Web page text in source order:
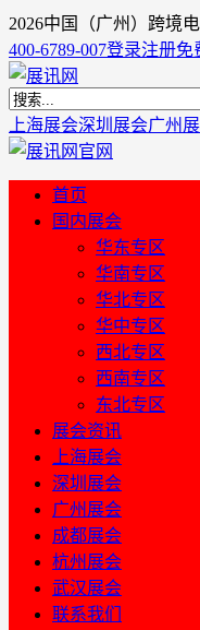
2026中国（广州）跨境
400-6789-007登录注册免
上海展会深圳展会广州
首页
国内展会
华东专区
华南专区
华北专区
华中专区
西北专区
西南专区
东北专区
展会资讯
上海展会
深圳展会
广州展会
成都展会
杭州展会
武汉展会
联系我们